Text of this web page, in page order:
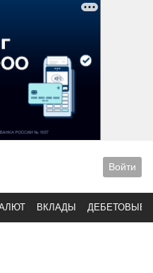
Войти
ВКЛАДЫ ДЕБЕТОВЫЕ